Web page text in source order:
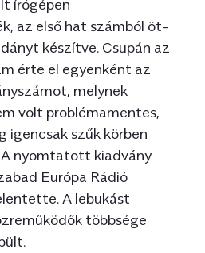
írógépen
az első hat számból öt-
készítve. Csupán az
érte el egyenként az
melynek
volt problémamentes,
igencsak szűk körben
nyomtatott kiadvány
Európa Rádió
A lebukást
többsége